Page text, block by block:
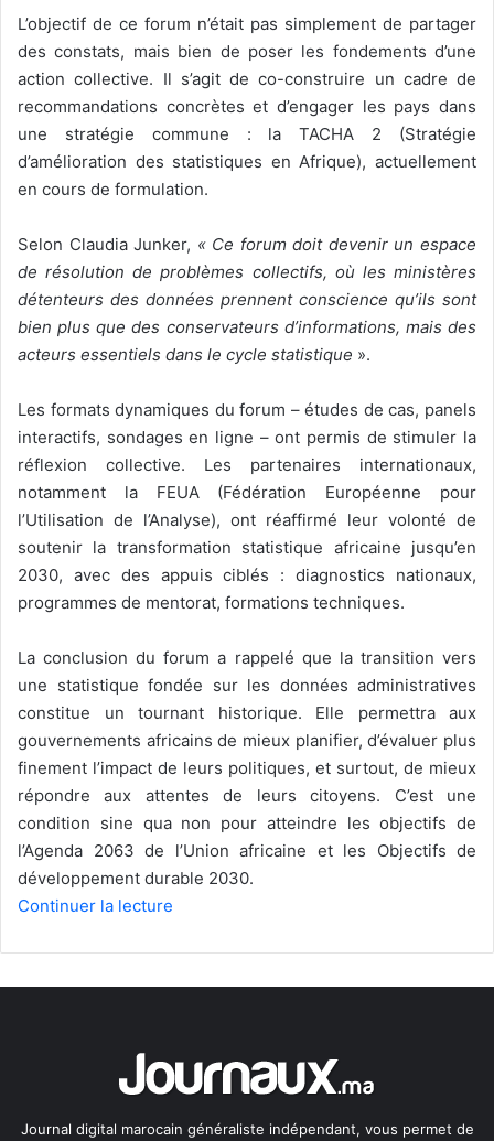
L’objectif de ce forum n’était pas simplement de partager
des constats, mais bien de poser les fondements d’une
action collective. Il s’agit de co-construire un cadre de
recommandations concrètes et d’engager les pays dans
une stratégie commune : la TACHA 2 (Stratégie
d’amélioration des statistiques en Afrique), actuellement
en cours de formulation.
Selon Claudia Junker, « Ce forum doit devenir un espace
de résolution de problèmes collectifs, où les ministères
détenteurs des données prennent conscience qu’ils sont
bien plus que des conservateurs d’informations, mais des
acteurs essentiels dans le cycle statistique ».
Les formats dynamiques du forum – études de cas, panels
interactifs, sondages en ligne – ont permis de stimuler la
réflexion collective. Les partenaires internationaux,
notamment la FEUA (Fédération Européenne pour
l’Utilisation de l’Analyse), ont réaffirmé leur volonté de
soutenir la transformation statistique africaine jusqu’en
2030, avec des appuis ciblés : diagnostics nationaux,
programmes de mentorat, formations techniques.
La conclusion du forum a rappelé que la transition vers
une statistique fondée sur les données administratives
constitue un tournant historique. Elle permettra aux
gouvernements africains de mieux planifier, d’évaluer plus
finement l’impact de leurs politiques, et surtout, de mieux
répondre aux attentes de leurs citoyens. C’est une
condition sine qua non pour atteindre les objectifs de
l’Agenda 2063 de l’Union africaine et les Objectifs de
développement durable 2030.
Continuer la lecture
Journal digital marocain généraliste indépendant, vous permet de